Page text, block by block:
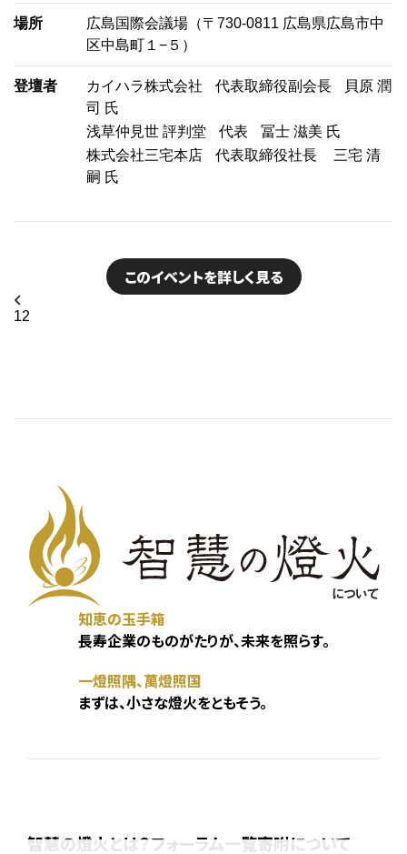
場所
広島国際会議場（〒730-0811 広島県広島市中
区中島町１−５）
登壇者 カイハラ株式会社 代表取締役副会長
貝原 潤
司 氏
浅草仲見世 評判堂
代表
冨士 滋美 氏
株式会社三宅本店
代表取締役社長
三宅 清
嗣 氏
このイベントを詳しく見る
12
知恵の玉手箱
長寿企業のものがたりが、未来を照らす。
一燈照隅、萬燈照国
まずは、小さな燈火をともそう。
智慧の燈火とは？フォーラム一覧寄附について